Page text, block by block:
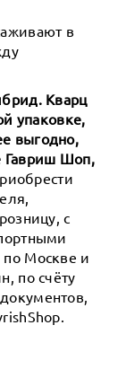
в
Кварц
упаковке,
выгодно,
Гавриш Шоп,
с
Москве и
по счёту